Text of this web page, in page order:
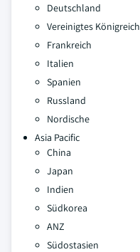
Deutschland
Vereinigtes Königreich
Frankreich
Italien
Spanien
Russland
Nordische
Asia Pacific
China
Japan
Indien
Südkorea
ANZ
Südostasien